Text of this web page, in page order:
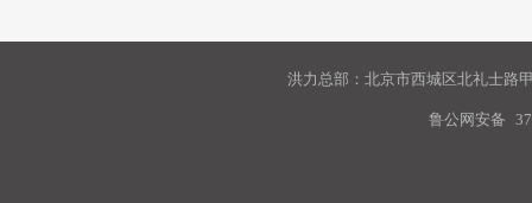
洪力总部：北京市西城区北礼士路
鲁公网安备